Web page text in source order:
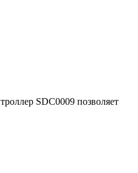
SDC0009 позволяет